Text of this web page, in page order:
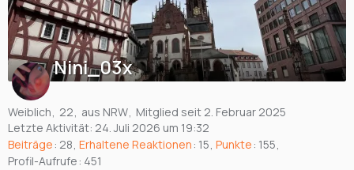
Nini_03x
Weiblich 22 aus NRW Mitglied seit 2. Februar 2025
Letzte Aktivität: 24. Juli 2026 um 19:32
Beiträge 28 Erhaltene Reaktionen 15 Punkte 155
Profil-Aufrufe 451